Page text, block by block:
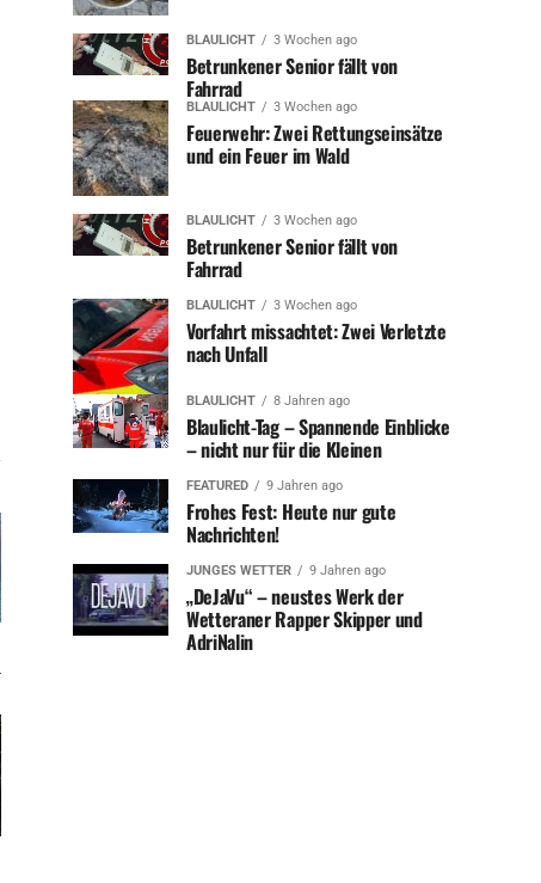
BLAULICHT 3 Wochen ago
Betrunkener Senior fällt von
Fahrrad
BLAULICHT 3 Wochen ago
Feuerwehr: Zwei Rettungseinsätze
und ein Feuer im Wald
BLAULICHT 3 Wochen ago
Betrunkener Senior fällt von
Fahrrad
BLAULICHT 3 Wochen ago
Vorfahrt missachtet: Zwei Verletzte
nach Unfall
BLAULICHT 8 Jahren ago
Blaulicht-Tag – Spannende Einblicke
– nicht nur für die Kleinen
FEATURED 9 Jahren ago
Frohes Fest: Heute nur gute
Nachrichten!
JUNGES WETTER 9 Jahren ago
„DeJaVu“ – neustes Werk der
Wetteraner Rapper Skipper und
AdriNalin